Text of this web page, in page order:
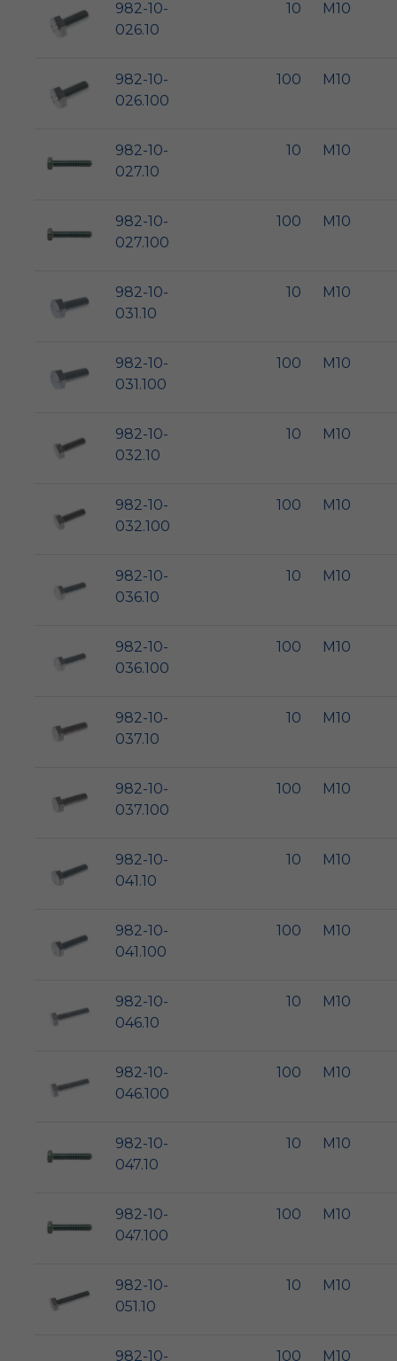
982-10-
026.10
10 M10
982-10-
026.100
100 M10
982-10-
027.10
10 M10
982-10-
027.100
100 M10
982-10-
031.10
10 M10
982-10-
031.100
100 M10
982-10-
032.10
10 M10
982-10-
032.100
100 M10
982-10-
036.10
10 M10
982-10-
036.100
100 M10
982-10-
037.10
10 M10
982-10-
037.100
100 M10
982-10-
041.10
10 M10
982-10-
041.100
100 M10
982-10-
046.10
10 M10
982-10-
046.100
100 M10
982-10-
047.10
10 M10
982-10-
047.100
100 M10
982-10-
051.10
10 M10
982-10-
100 M10